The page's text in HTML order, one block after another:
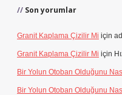
Son yorumlar
Granit Kaplama Çizilir Mi için
Granit Kaplama Çizilir Mi için
Bir Yolun Otoban Olduğunu
Bir Yolun Otoban Olduğunu